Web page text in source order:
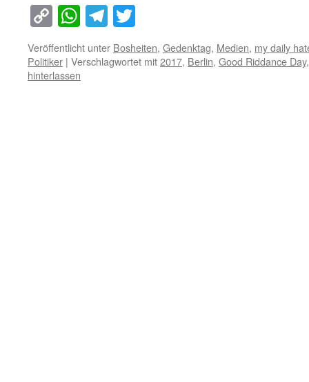
Copy
Link
WhatsApp
Telegram
Veröffentlicht unter Bosheiten, Gedenktag, Medien, my daily
Politiker | Verschlagwortet mit2017, Berlin, Good Riddance Day
hinterlassen